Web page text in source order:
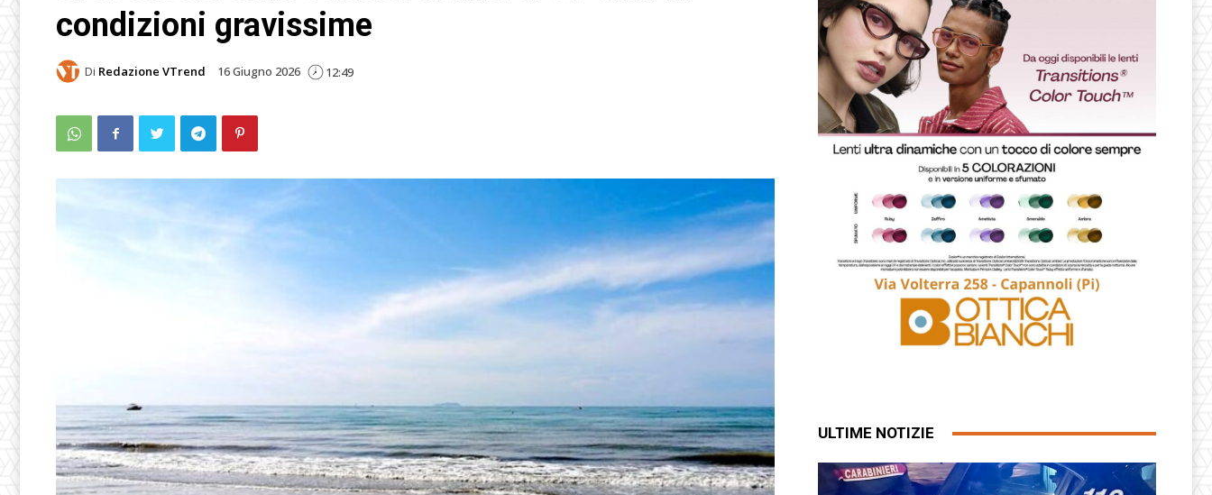
condizioni gravissime
Di Redazione VTrend 16 Giugno 2026 12:49
ULTIME NOTIZIE